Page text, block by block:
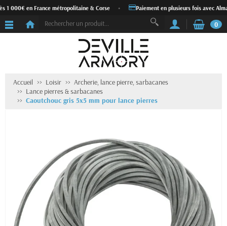
1 000€ en France métropolitaine & Corse Paiement en plusieurs fois avec Alma
0
Accueil Loisir
Archerie, lance pierre, sarbacanes
Lance pierres & sarbacanes
Caoutchouc gris 5x5 mm pour lance pierres